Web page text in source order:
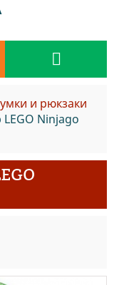
и рюкзаки
Ninjago